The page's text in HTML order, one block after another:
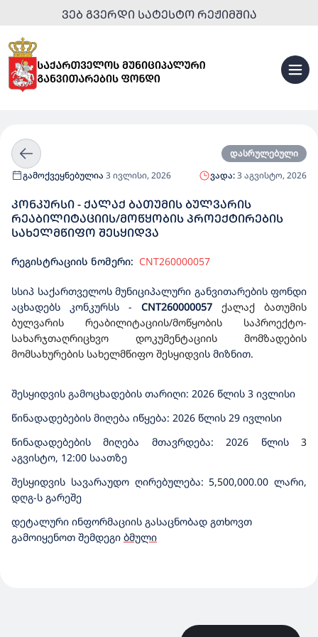
ᲕᲔᲑ ᲒᲕᲔᲠᲓᲘ ᲡᲐᲢᲔᲡᲢᲝ ᲠᲔᲟᲘᲛᲨᲘᲐ
დასრულებული
გამოქვეყნებულია 3 ივლისი, 2026 ვადა:3 აგვისტო, 2026
ᲙᲝᲜᲙᲣᲠᲡᲘ - ᲥᲐᲚᲐᲥ ᲑᲐᲗᲣᲛᲘᲡ ᲑᲣᲚᲕᲐᲠᲘᲡ
ᲠᲔᲐᲑᲘᲚᲘᲢᲐᲪᲘᲘᲡ/ᲛᲝᲬᲧᲝᲑᲘᲡ ᲞᲠᲝᲔᲥᲢᲘᲠᲔᲑᲘᲡ
ᲡᲐᲮᲔᲚᲛᲬᲘᲤᲝ ᲨᲔᲡᲧᲘᲓᲕᲐ
რეგისტრაციის ნომერი: CNT260000057
სსიპ საქართველოს მუნიციპალური განვითარების ფონდი
აცხადებს კონკურსს - CNT260000057
ქალაქ ბათუმის
ბულვარის რეაბილიტაციის/მოწყობის საპროექტო-
სახარჯთაღრიცხვო დოკუმენტაციის მომზადების
მომსახურების სახელმწიფო შესყიდვის მიზნით.
შესყიდვის გამოცხადების თარიღი: 2026 წლის 3 ივლისი
წინადადებების მიღება იწყება: 2026 წლის 29 ივლისი
წინადადებების მიღება მთავრდება: 2026 წლის 3
აგვისტო, 12:00 საათზე
შესყიდვის სავარაუდო ღირებულება: 5,500,000.00 ლარი,
დღგ-ს გარეშე
დეტალური ინფორმაციის გასაცნობად გთხოვთ
გამოიყენოთ შემდეგი ბმული